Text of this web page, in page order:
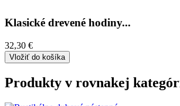
Klasické drevené hodiny...
32,30 €
Vložiť do košíka
Produkty v rovnakej